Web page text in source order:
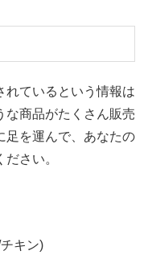
れているという情報は
な商品がたくさん販売
足を運んで、あなたの
さい。
キン)